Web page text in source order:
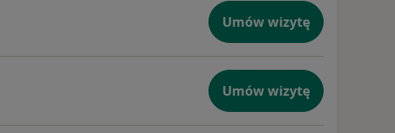
Umów wizytę
Umów wizytę